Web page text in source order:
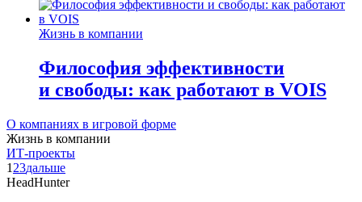
Жизнь в компании
Философия эффективности
и свободы: как работают в VOIS
О компаниях в игровой форме
Жизнь в компании
ИТ-проекты
1 23дальше
HeadHunter